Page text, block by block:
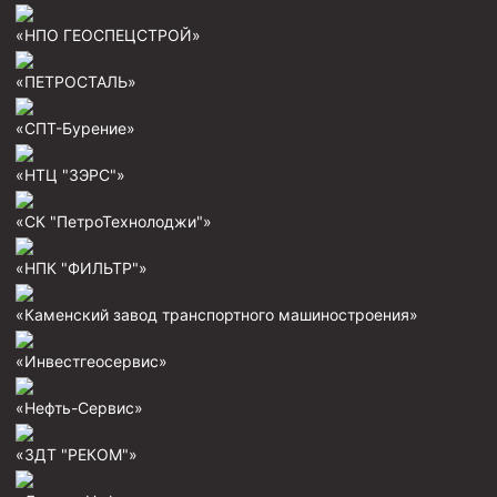
Муфта ОТТМ 146
Муфта БТС 324
Муфта БТС 168
Муфта ОТТМ 127
Муфта БТС 146
Муфта ОТТМ 178
Муфта ОТТМ 168
«НПО ГЕОСПЕЦСТРОЙ»
«ПЕТРОСТАЛЬ»
«СПТ-Бурение»
«НТЦ "ЗЭРС"»
«СК "ПетроТехнолоджи"»
«НПК "ФИЛЬТР"»
«Каменский завод транспортного машиностроения»
«Инвестгеосервис»
«Нефть-Сервис»
«ЗДТ "РЕКОМ"»